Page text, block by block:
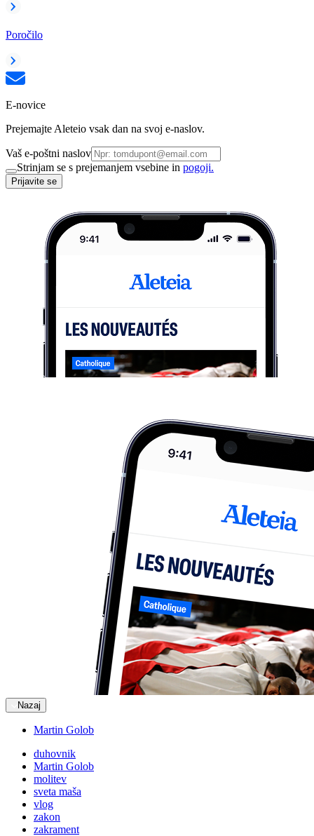
Poročilo
E-novice
Prejemajte Aleteio vsak dan na svoj e-naslov.
Vaš e-poštni naslov
Strinjam se s prejemanjem vsebine in pogoji.
Prijavite se
Nazaj
Martin Golob
duhovnik
Martin Golob
molitev
sveta maša
vlog
zakon
zakrament